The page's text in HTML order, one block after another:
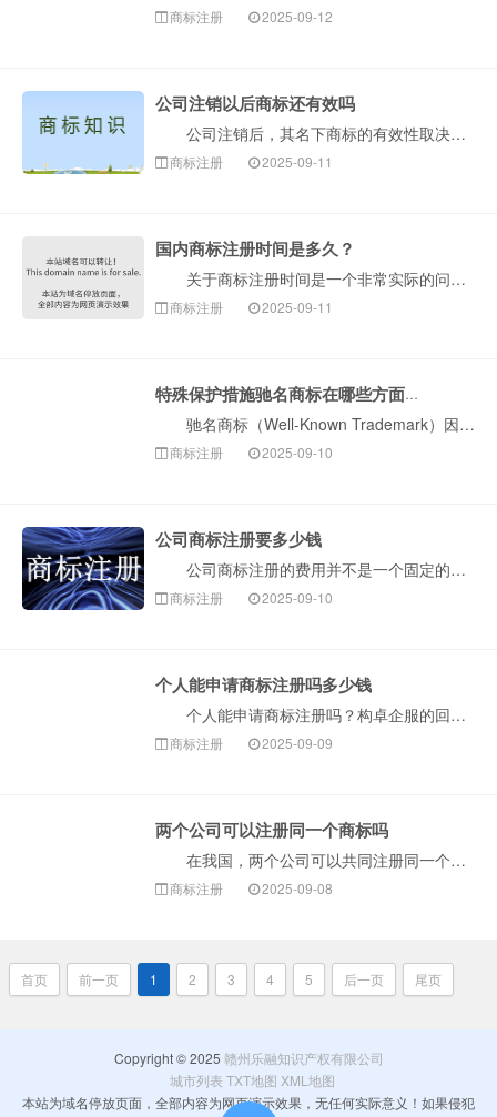
商标注册 2025-09-12
公司注销以后商标还有效吗
公司注销后，其名下商标的有效性取决于注销前的处置方式及后续法律程序。以下是构卓企服介绍关键法律要点及实务操作指引： 一、基础规则：公司注销≠商标···
商标注册 2025-09-11
国内商标注册时间是多久？
关于商标注册时间是一个非常实际的问题。国内商标注册的整个流程，如果一切顺利，通常需要6至9个月左右。但是，这个时间受到多种因素影响，下面构卓企服为···
商标注册 2025-09-11
特殊保护措施驰名商标在哪些方面突显
驰名商标（Well-Known Trademark）因其具有极高的知名度和商业价值，法律赋予了其远强于普通注册商标的特殊（扩大）保护。这是一个非常···
商标注册 2025-09-10
公司商标注册要多少钱
公司商标注册的费用并不是一个固定的数字，它会根据您选择的注册方式、注册的类别数量以及遇到的实际情况而有所不同。总的来说，费用主要由两部分构成：1.···
商标注册 2025-09-10
个人能申请商标注册吗多少钱
个人能申请商标注册吗？构卓企服的回答：当然可以！个人（自然人）是可以申请商标注册的。只要你是我国大陆的公民，并且有真实、有效的经营活动（比如是个体···
商标注册 2025-09-09
两个公司可以注册同一个商标吗
在我国，两个公司可以共同注册同一个商标。根据我国商标法第五条规定：“两个以上的自然人、法人或者其他组织可以共同向商标局申请注册同一商标，共同享有和···
商标注册 2025-09-08
首页 前一页 1 2 3 4 5 后一页 尾页
Copyright © 2025 赣州乐融知识产权有限公司
城市列表 TXT地图 XML地图
本站为域名停放页面，全部内容为网页演示效果，无任何实际意义！如果侵犯